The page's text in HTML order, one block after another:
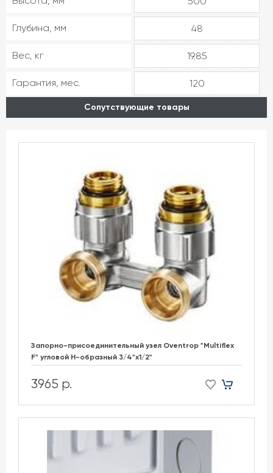
Глубина, мм 48
Вес, кг 19.85
Гарантия, мес. 120
Сопутствующие товары
Запорно-присоединительный узел Oventrop "Multiflex
F" угловой H-образный 3/4"х1/2"
3965 р.